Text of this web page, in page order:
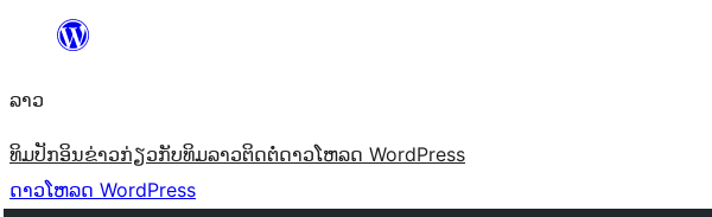
ທີ່
ເນື້ອຫາ
ລາວ
ທິມປັກອິນຂ່າວກ່ຽວກັບທິມລາວຕິດຕໍ່ດາວໂຫລດ WordPress
ດາວໂຫລດ WordPress